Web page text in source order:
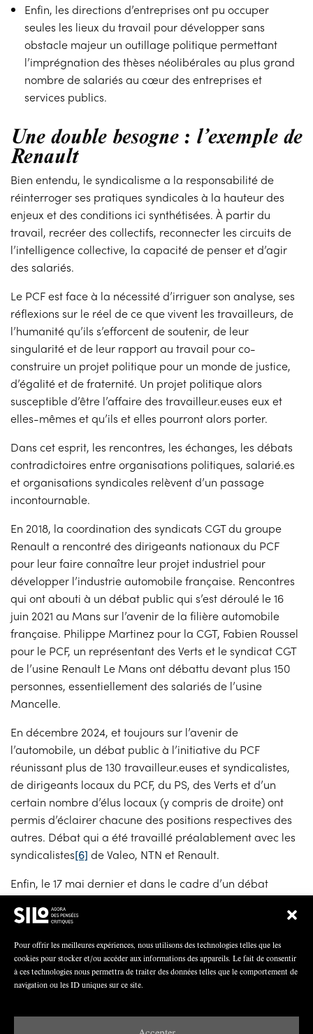
Pour offrir les meilleures expériences, nous utilisons des technologies telles que les
cookies pour stocker et/ou accéder aux informations des appareils. Le fait de consentir
à ces technologies nous permettra de traiter des données telles que le comportement de
navigation ou les ID uniques sur ce site.
Enfin, les directions d’entreprises ont pu occuper
seules les lieux du travail pour développer sans
obstacle majeur un outillage politique permettant
l’imprégnation des thèses néolibérales au plus grand
nombre de salariés au cœur des entreprises et
services publics.
Une double besogne : l’exemple de
Renault
Bien entendu, le syndicalisme a la responsabilité de
réinterroger ses pratiques syndicales à la hauteur des
enjeux et des conditions ici synthétisées. À partir du
travail, recréer des collectifs, reconnecter les circuits de
l’intelligence collective, la capacité de penser et d’agir
des salariés.
Le PCF est face à la nécessité d’irriguer son analyse, ses
réflexions sur le réel de ce que vivent les travailleurs, de
l’humanité qu’ils s’efforcent de soutenir, de leur
singularité et de leur rapport au travail pour co-
construire un projet politique pour un monde de justice,
d’égalité et de fraternité. Un projet politique alors
susceptible d’être l’affaire des travailleur.euses eux et
elles-mêmes et qu’ils et elles pourront alors porter.
Dans cet esprit, les rencontres, les échanges, les débats
contradictoires entre organisations politiques, salarié.es
et organisations syndicales relèvent d’un passage
incontournable.
En 2018, la coordination des syndicats CGT du groupe
Renault a rencontré des dirigeants nationaux du PCF
pour leur faire connaître leur projet industriel pour
développer l’industrie automobile française. Rencontres
qui ont abouti à un débat public qui s’est déroulé le 16
juin 2021 au Mans sur l’avenir de la filière automobile
française. Philippe Martinez pour la CGT, Fabien Roussel
pour le PCF, un représentant des Verts et le syndicat CGT
de l’usine Renault Le Mans ont débattu devant plus 150
personnes, essentiellement des salariés de l’usine
Mancelle.
En décembre 2024, et toujours sur l’avenir de
l’automobile, un débat public à l’initiative du PCF
réunissant plus de 130 travailleur.euses et syndicalistes,
de dirigeants locaux du PCF, du PS, des Verts et d’un
certain nombre d’élus locaux (y compris de droite) ont
permis d’éclairer chacune des positions respectives des
autres. Débat qui a été travaillé préalablement avec les
syndicalistes[6] de Valeo, NTN et Renault.
Enfin, le 17 mai dernier et dans le cadre d’un débat
portant sur« Comment prendre le pouvoir sur les choix
stratégiques du pays et des entreprises ? »
organisé par
industrialisation pour la France », j’ai tenté d’expliquer les
évolutions et conséquences résultant de« l’ingénierie
politique »mise en œuvre et évoquée plus haut, ainsi que